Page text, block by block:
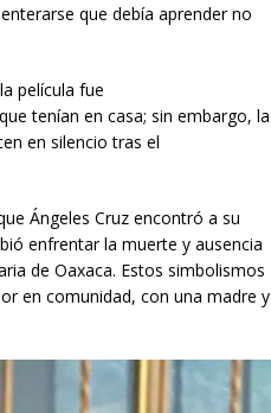
que debía aprender no
película fue
tenían en casa; sin embargo, la
en silencio tras el
Ángeles Cruz encontró a su
enfrentar la muerte y ausencia
de Oaxaca. Estos simbolismos
en comunidad, con una madre y